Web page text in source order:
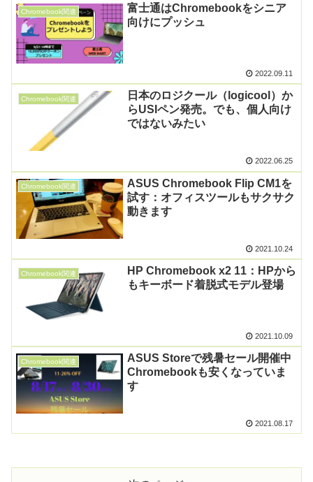
Chromebook関連
富士通はChromebookをシニア
向けにプッシュ
2022.09.11
Chromebook関連
日本のロジクール（logicool）か
らUSIペン発売。でも、個人向け
ではないみたい
2022.06.25
Chromebook関連
ASUS Chromebook Flip CM1を
試す：オフィスツールもサクサク
動きます
2021.10.24
Chromebook関連
HP Chromebook x2 11：HPから
もキーボード着脱式モデル登場
2021.10.09
Chromebook関連
ASUS Storeで残暑セール開催中
Chromebookも安くなっていま
す
2021.08.17